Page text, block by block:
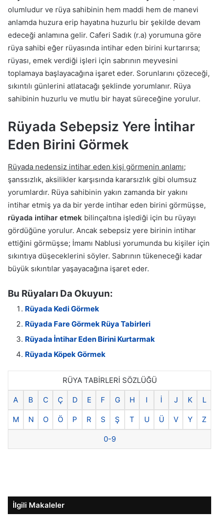
olumludur ve rüya sahibinin hem maddi hem de manevi
anlamda huzura erip hayatına huzurlu bir şekilde devam
edeceği anlamına gelir. Caferi Sadık (r.a) yorumuna göre
rüya sahibi eğer rüyasında intihar eden birini kurtarırsa;
rüyası, emek verdiği işleri için sabrının meyvesini
toplamaya başlayacağına işaret eder. Sorunlarını çözeceği,
sıkıntılı günlerini atlatacağı şeklinde yorumlanır. Rüya
sahibinin huzurlu ve mutlu bir hayat süreceğine yorulur.
Rüyada Sebepsiz Yere İntihar
Eden Birini Görmek
Rüyada nedensiz intihar eden kişi görmenin anlamı;
şanssızlık, aksilikler karşısında kararsızlık gibi olumsuz
yorumlardır. Rüya sahibinin yakın zamanda bir yakını
intihar etmiş ya da bir yerde intihar eden birini görmüşse,
rüyada intihar etmek bilinçaltına işlediği için bu rüyayı
gördüğüne yorulur. Ancak sebepsiz yere birinin intihar
ettiğini görmüşse; İmamı Nablusi yorumunda bu kişiler için
sıkıntıya düşeceklerini söyler. Sabrının tükeneceği kadar
büyük sıkıntılar yaşayacağına işaret eder.
Bu Rüyaları Da Okuyun:
Rüyada Kedi Görmek
Rüyada Fare Görmek Rüya Tabirleri
Rüyada İntihar Eden Birini Kurtarmak
Rüyada Köpek Görmek
RÜYA TABİRLERİ SÖZLÜĞÜ
A B C Ç D E F G H I İ J K L
M N O Ö P R S Ş T U Ü V Y Z
0-9
İlgili Makaleler